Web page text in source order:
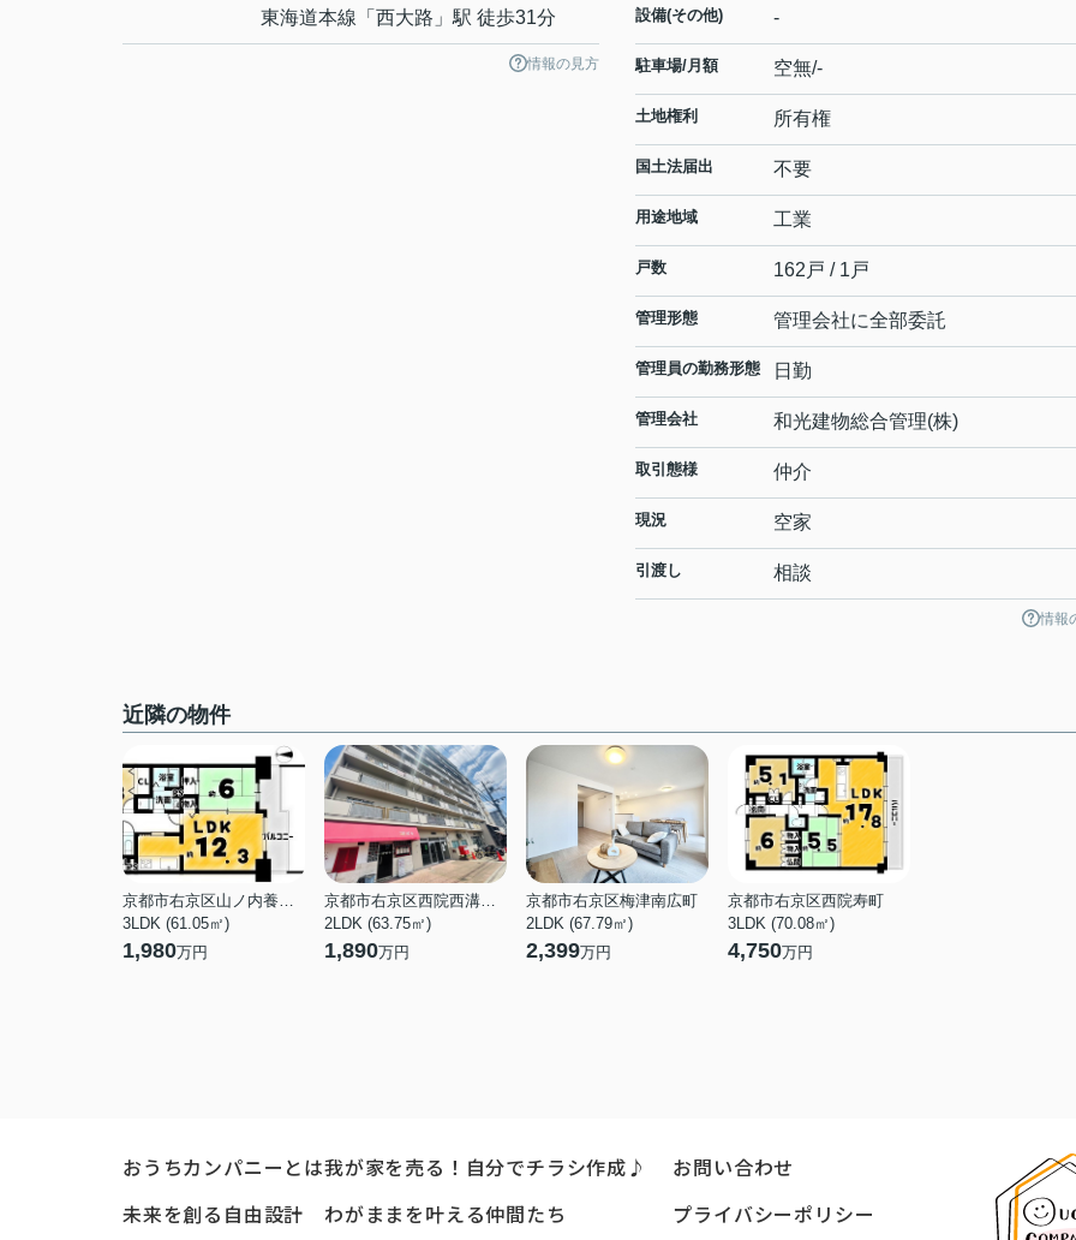
東海道本線 「 西大路 」駅 徒歩31分
情報の見方
設備(その他) -
駐車場/月額 空無/-
土地権利 所有権
国土法届出 不要
用途地域 工業
戸数 162戸 / 1戸
管理形態 管理会社に全部委託
管理員の勤務形態 日勤
管理会社 和光建物総合管理(株)
取引態様 仲介
現況 空家
引渡し 相談
情報
近隣の物件
京都市右京区山ノ内養老町
3LDK (61.05㎡)
1,980万円
京都市右京区西院西溝崎町
2LDK (63.75㎡)
1,890万円
京都市右京区梅津南広町
2LDK (67.79㎡)
2,399万円
京都市右京区西院寿町
3LDK (70.08㎡)
4,750万円
おうちカンパニーとは
未来を創る自由設計
我が家を売る！自分でチラシ作成♪
わがままを叶える仲間たち
お問い合わせ
プライバシーポリシー